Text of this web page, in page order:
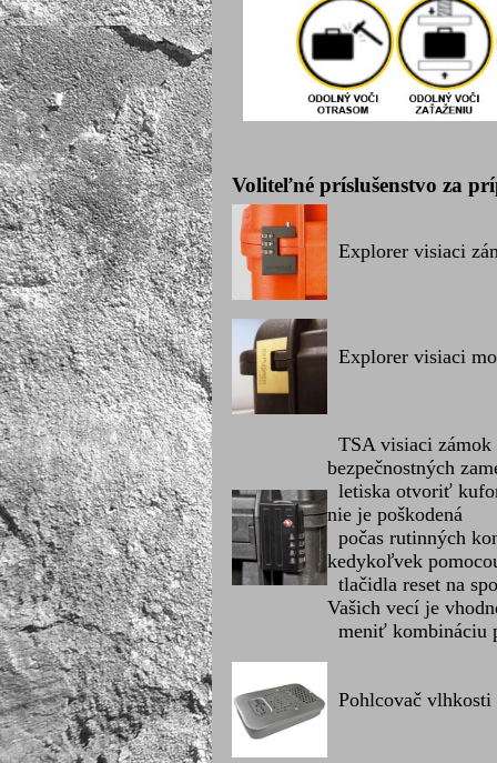
Voliteľné príslušenstvo za
Explorer visiaci
Explorer visiaci
TSA visiaci zámok
bezpečnostných
letiska otvoriť
nie je poškodená
počas rutinných
kedykoľvek
tlačidla reset na
Vašich vecí je
meniť kombináciu
Pohlcovač